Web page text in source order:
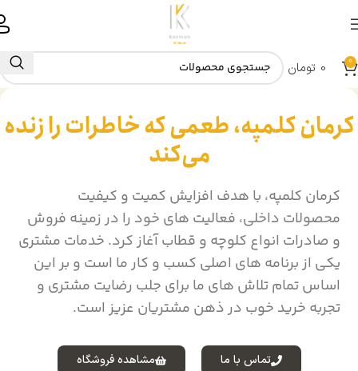
0 تومان
کرمان کلمپه، طعمی که خاطرات را زنده
می‌کند
کرمان کلمپه، با هدف افزایش کمیت و کیفیت
محصولات داخلی، فعالیت های خود را در زمینه فروش
و صادرات انواع کلوچه و قطاب آغاز کرد. خدمات مشتری
یکی از برنامه های اصلی کسب و کار ما است و بر این
اساس تمام تلاش های ما برای جلب رضایت مشتری و
تجربه خرید خوب در ذهن مشتریان عزیز است.
تماس با ما مشاهده فروشگاه